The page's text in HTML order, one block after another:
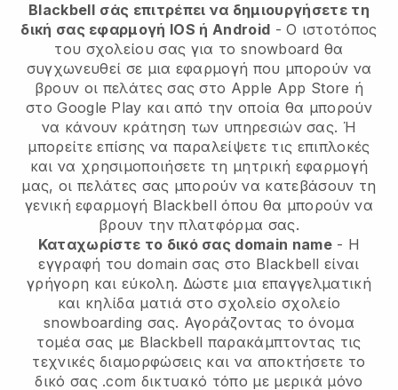
Blackbell σάς επιτρέπει να δημιουργήσετε τη
δική σας εφαρμογή IOS ή Android -Ο ιστοτόπος
του σχολείου σας για το snowboard θα
συγχωνευθεί σε μια εφαρμογή που μπορούν να
βρουν οι πελάτες σας στο Apple App Store ή
στο Google Play και από την οποία θα μπορούν
να κάνουν κράτηση των υπηρεσιών σας. Ή
μπορείτε επίσης να παραλείψετε τις επιπλοκές
και να χρησιμοποιήσετε τη μητρική εφαρμογή
μας, οι πελάτες σας μπορούν να κατεβάσουν τη
γενική εφαρμογή Blackbell όπου θα μπορούν να
βρουν την πλατφόρμα σας.
Καταχωρίστε το δικό σας domain name- Η
εγγραφή του domain σας στο Blackbell είναι
γρήγορη και εύκολη. Δώστε μια επαγγελματική
και κηλίδα ματιά στο σχολείο σχολείο
snowboarding σας. Αγοράζοντας το όνομα
τομέα σας με Blackbell παρακάμπτοντας τις
τεχνικές διαμορφώσεις και να αποκτήσετε το
δικό σας .com δικτυακό τόπο με μερικά μόνο